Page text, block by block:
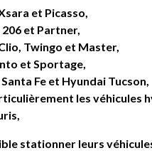
et Picasso,
et Partner,
Twingo et Master,
et Sportage,
Fe et Hyundai Tucson,
les véhicules
stationner leurs